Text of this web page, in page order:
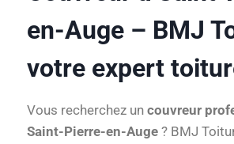
en-Auge – BMJ
votre expert
Vous recherchez un couvreur
Saint-Pierre-en-Auge ? BMJ